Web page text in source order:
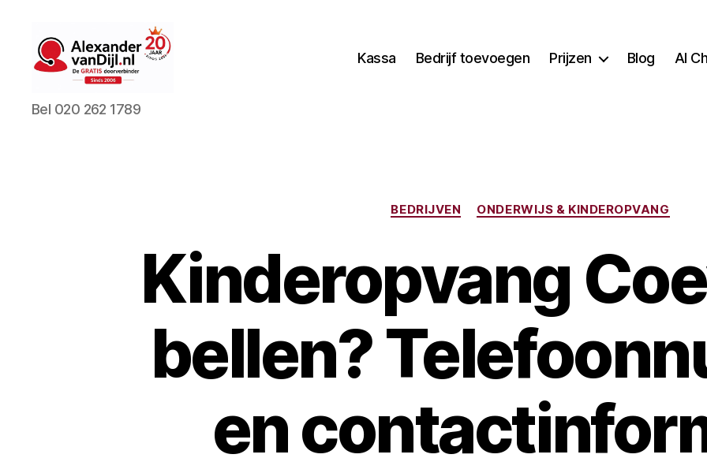
AlexandervanDijl.nl
Bel 020 262 1789
Kassa Bedrijf toevoegen Prijzen Blog AI
Categorieën
BEDRIJVEN ONDERWIJS & KINDEROPVANG
Kinderopvang
bellen?
en